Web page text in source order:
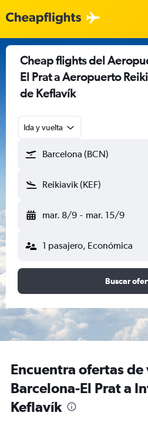
Cheap flights del
El Prat a Aeropuerto
de Keflavík
Ida y vuelta
Barcelona (BCN)
Reikiavik (KEF)
mar. 8/9 - mar. 15/9
1 pasajero, Económica
Buscar
Encuentra ofertas de
Barcelona-El Prat a
Keflavík